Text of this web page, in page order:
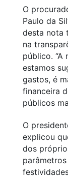
O
Paulo da
desta nota
na
público. “A
estamos
gastos, é
financeira
públicos
O
explicou
dos